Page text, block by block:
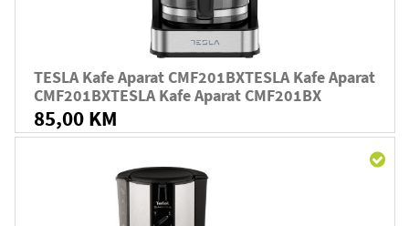
TESLA Kafe Aparat CMF201BXTESLA Kafe Aparat
CMF201BXTESLA Kafe Aparat CMF201BX
85,00 KM